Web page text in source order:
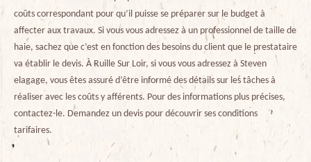
coûts correspondant pour qu’il puisse se préparer sur le budget à
affecter aux travaux. Si vous vous adressez à un professionnel de taille de
haie, sachez que c’est en fonction des besoins du client que le prestataire
va établir le devis. À Ruille Sur Loir, si vous vous adressez à Steven
elagage, vous êtes assuré d’être informé des détails sur les tâches à
réaliser avec les coûts y afférents. Pour des informations plus précises,
contactez-le. Demandez un devis pour découvrir ses conditions
tarifaires.